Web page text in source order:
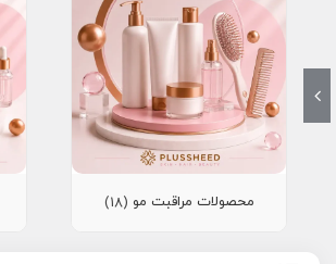
محصولات مراقبت مو (18)